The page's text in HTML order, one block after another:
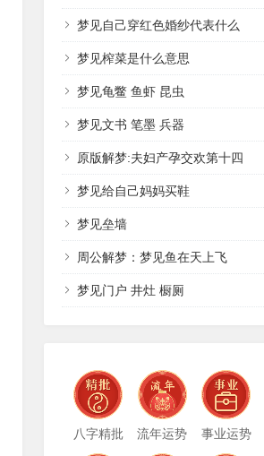
梦见自己穿红色婚纱代表什么
梦见榨菜是什么意思
梦见龟鳖 鱼虾 昆虫
梦见文书 笔墨 兵器
原版解梦:夫妇产孕交欢第十四
梦见给自己妈妈买鞋
梦见垒墙
周公解梦：梦见鱼在天上飞
梦见门户 井灶 橱厕
八字精批 流年运势 事业运势